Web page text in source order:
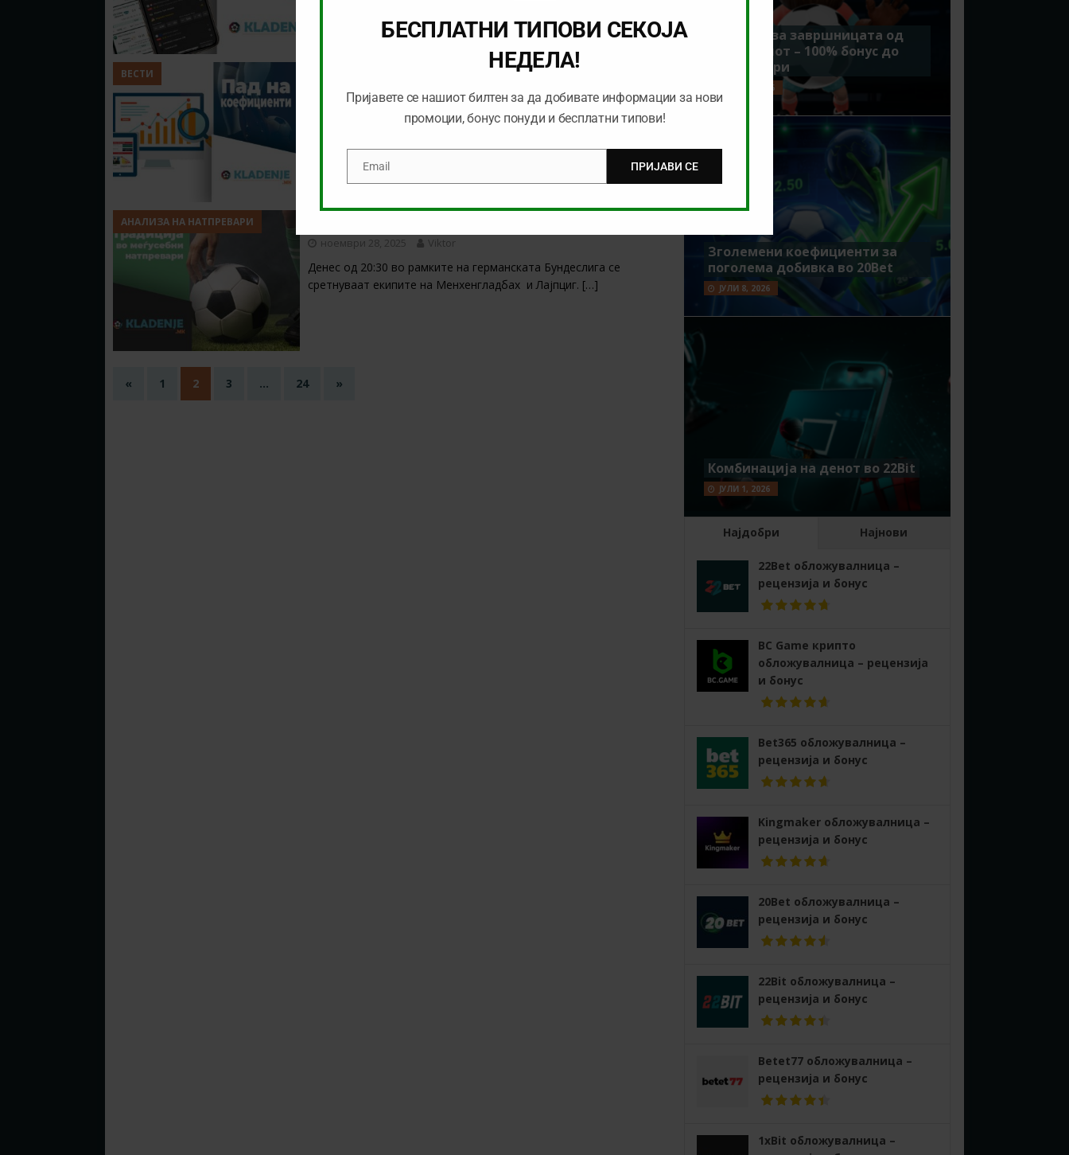
ВЕСТИ
Натпревар со драстичен пад на
коефициентот (28.11.2025)
ноември 28, 2025 Viktor
АНАЛИЗА НА НАТПРЕВАРИ
ноември 28, 2025 Viktor
Денес од 20:30 во рамките на германската Бундеслига се
сретнуваат екипите на Менхенгладбах и Лајпциг. […]
« 1 2 3 … 24 »
Идеално за завршницата од
Мундијалот – 100% бонус до
7500 денари
ЈУЛИ 15, 2026
Зголемени коефициенти за
поголема добивка во 20Bet
ЈУЛИ 8, 2026
Комбинација на денот во 22Bit
ЈУЛИ 1, 2026
Најдобри Најнови
22Bet обложувалница –
рецензија и бонус
BC Game крипто
обложувалница – рецензија
и бонус
Bet365 обложувалница –
рецензија и бонус
Kingmaker обложувалница –
рецензија и бонус
20Bet обложувалница –
рецензија и бонус
22Bit обложувалница –
рецензија и бонус
Betet77 обложувалница –
рецензија и бонус
1xBit обложувалница –
БЕСПЛАТНИ ТИПОВИ СЕКОЈА
НЕДЕЛА!
Пријавете се нашиот билтен за да добивате информации за нови
промоции, бонус понуди и бесплатни типови!
EmailEmail ПРИЈАВИ СЕ